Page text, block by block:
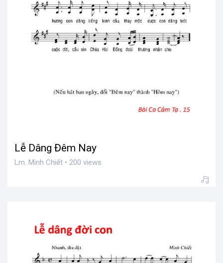
Lễ Dâng Đêm Nay
Lm. Minh Chiết • 200 views